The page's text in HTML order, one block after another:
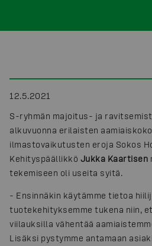
12.5.2021
S-ryhmän majoitus- ja
alkuvuonna erilaisten
ilmastovaikutusten eroja Sokos
Kehityspäällikkö Jukka Kaartisen
tekemiseen oli useita syitä.
- Ensinnäkin käytämme tietoa
tuotekehityksemme tukena niin,
viilauksilla vähentää
Lisäksi pystymme antamaan